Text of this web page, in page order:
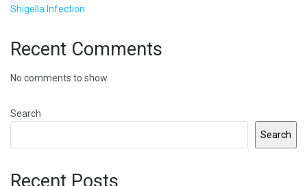
Shigella Infection
Recent Comments
No comments to show.
Search
Search
Recent Posts